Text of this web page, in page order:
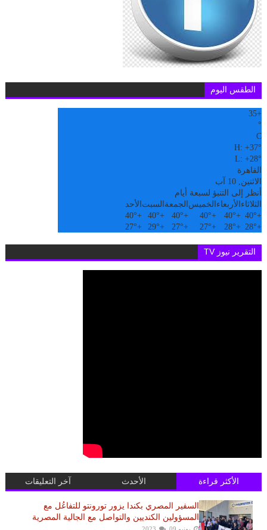
الطقس اليوم
+
35
°
C
H:+37°
L:+28°
القاهرة
الاثنين, 10 آب
أنظر إلى التنبؤ لسبعة أيام
الثلاثاء الأربعاء الخميس الجمعة السبت الأحد
+
40°
+
40°
+
40°
+
40°
+
40°
+
40°
+
28°
+
28°
+
27°
+
27°
+
29°
+
27°
التقرير نيوز TV
الأكثر قراءة الأحدث آخر التعليقات
السفير المصري بكندا يزور تورونتو للتفاعُل مع
المسؤولين الكنديين والتواصل مع الجالية المصرية